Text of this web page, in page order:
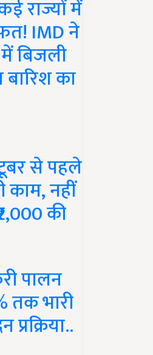
राज्यों में
IMD ने
बिजली
का
से पहले
काम, नहीं
की
पालन
तक भारी